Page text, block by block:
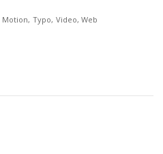
Motion Typo Video Web